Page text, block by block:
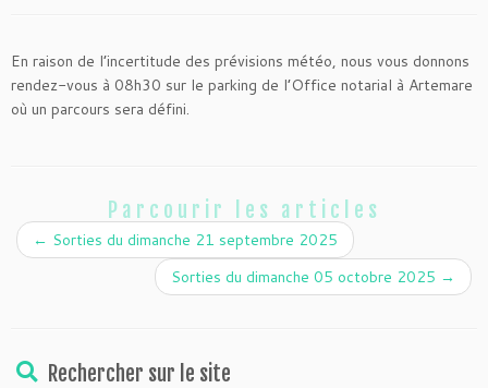
En raison de l’incertitude des prévisions météo, nous vous donnons
rendez-vous à 08h30 sur le parking de l’Office notarial à Artemare
où un parcours sera défini.
Parcourir les articles
← Sorties du dimanche 21 septembre 2025
Sorties du dimanche 05 octobre 2025 →
Rechercher sur le site